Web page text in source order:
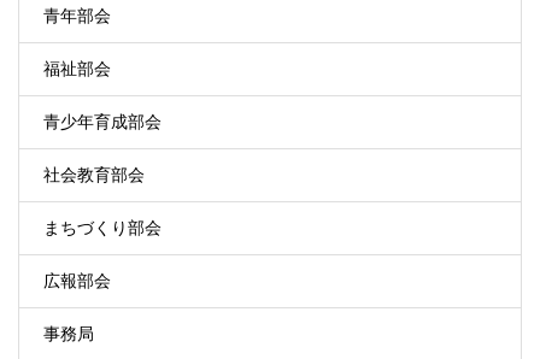
青年部会
福祉部会
青少年育成部会
社会教育部会
まちづくり部会
広報部会
事務局